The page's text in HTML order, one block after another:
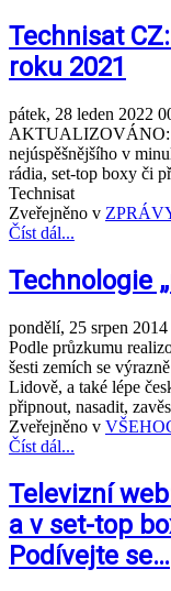
Technisat
roku 2021
pátek, 28 leden 2022
AKTUALIZOVÁNO:
nejúspěšnějšího v
rádia, set-top boxy či
Technisat
Zveřejněno v
Číst dál...
Technologie
pondělí, 25 srpen
Podle průzkumu
šesti zemích se
Lidově, a také lépe
připnout, nasadit,
Zveřejněno v
Číst dál...
Televizní
a v set-top
Podívejte se…